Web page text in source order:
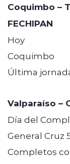
Coquimbo –
FECHIPAN
Hoy
Coquimbo
Última
Valparaíso –
Día del
General Cruz
Completos